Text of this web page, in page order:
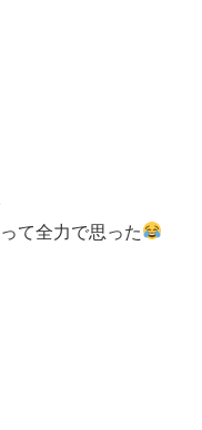
て全力で思った